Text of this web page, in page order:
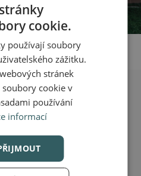
byt
cookie.
používají soubory
zážitku.
stránek
soubory cookie v
používání
informací